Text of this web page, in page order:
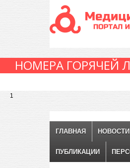
НОМЕРА ГОРЯЧЕЙ
1
ГЛАВНАЯ НОВОСТИ
ПУБЛИКАЦИИ